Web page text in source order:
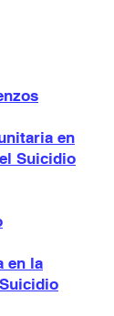
en
Suicidio
en la